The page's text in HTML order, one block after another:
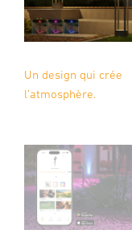
Un design qui crée
l’atmosphère.